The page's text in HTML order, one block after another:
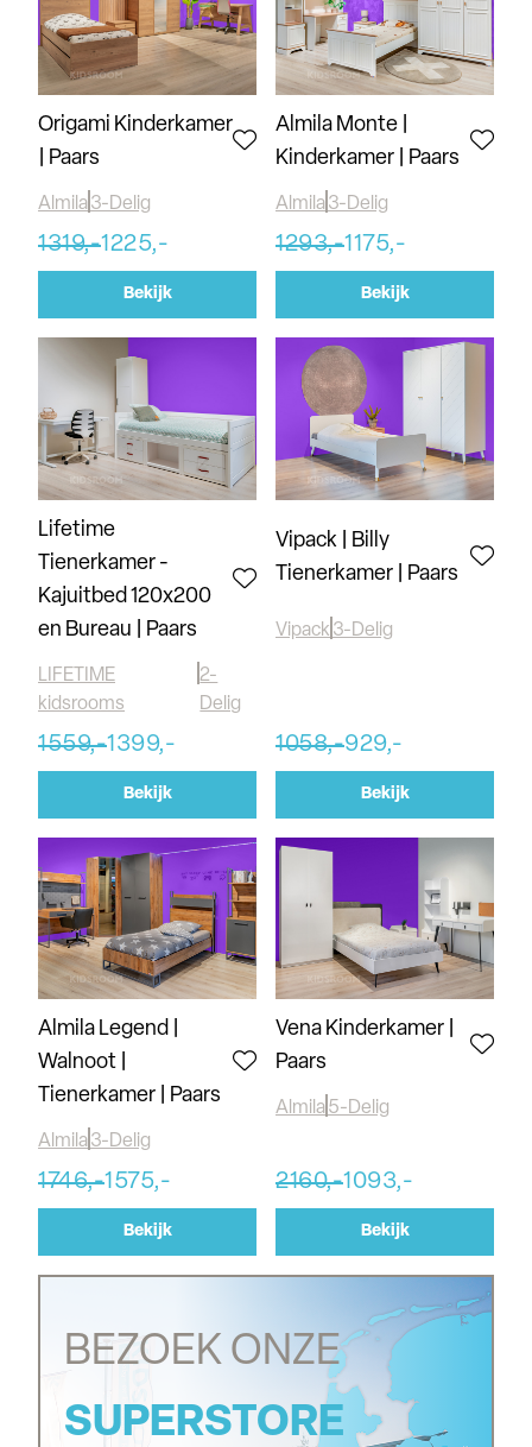
Origami Kinderkamer
| Paars
Almila 3-Delig
1319,-1225,-
Bekijk
Almila Monte |
Kinderkamer | Paars
Almila 3-Delig
1293,-1175,-
Bekijk
Lifetime
Tienerkamer -
Kajuitbed 120x200
en Bureau | Paars
LIFETIME
kidsrooms
2-
Delig
1559,-1399,-
Bekijk
Vipack | Billy
Tienerkamer | Paars
Vipack 3-Delig
1058,-929,-
Bekijk
Almila Legend |
Walnoot |
Tienerkamer | Paars
Almila 3-Delig
1746,-1575,-
Bekijk
Vena Kinderkamer |
Paars
Almila 5-Delig
2160,-1093,-
Bekijk
BEZOEK ONZE
SUPERSTORE